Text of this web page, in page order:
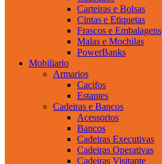
Carteiras e Bolsas
Cintas e Etiquetas
Frascos e Embalagens
Malas e Mochilas
PowerBanks
Mobiliario
Armarios
Cacifos
Estantes
Cadeiras e Bancos
Acessorios
Bancos
Cadeiras Executivas
Cadeiras Operativas
Cadeiras Visitante